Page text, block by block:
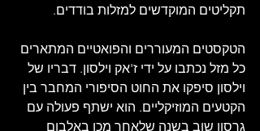
תקליטים המוקדשים למזלות בודדים.
הטקסטים המעוררים והפואטיים המתארים
כל מזל נכתבו על ידי ז'אק וילסון. דבריו של
וילסון סיפקו את החוט הסיפורי המחבר בין
הקטעים המוזיקליים. הוא ישתף פעולה עם
גרסון שוב בשנה שלאחר מכן באלבום